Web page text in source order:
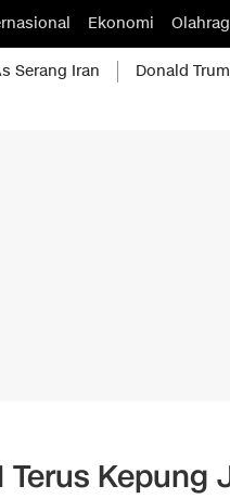
Ekonomi
Serang Iran Donald
Terus Kepung